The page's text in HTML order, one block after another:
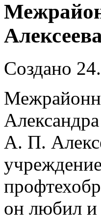
Создано
А. П.
он любил и